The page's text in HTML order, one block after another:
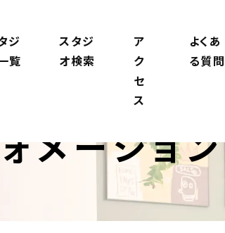
ジ
覧
スタジ
オ検索
ア
ク
セ
ス
よくあ
る質問
メーション